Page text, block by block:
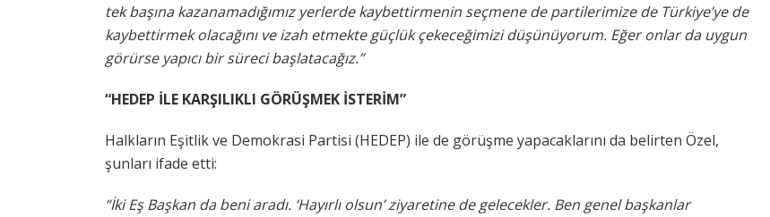
tek başına kazanamadığımız yerlerde kaybettirmenin seçmene de partilerimize de Türkiye’ye de
kaybettirmek olacağını ve izah etmekte güçlük çekeceğimizi düşünüyorum. Eğer onlar da uygun
görürse yapıcı bir süreci başlatacağız.”
“HEDEP İLE KARŞILIKLI GÖRÜŞMEK İSTERİM”
Halkların Eşitlik ve Demokrasi Partisi (HEDEP) ile de görüşme yapacaklarını da belirten Özel,
şunları ifade etti:
“İki Eş Başkan da beni aradı. ‘Hayırlı olsun’ ziyaretine de gelecekler. Ben genel başkanlar